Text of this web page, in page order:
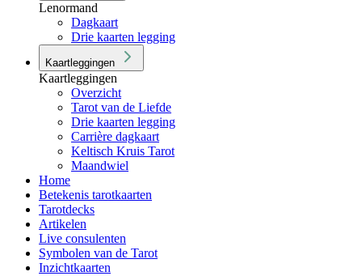
Lenormand
Dagkaart
Drie kaarten legging
Kaartleggingen
Kaartleggingen
Overzicht
Tarot van de Liefde
Drie kaarten legging
Carrière dagkaart
Keltisch Kruis Tarot
Maandwiel
Home
Betekenis tarotkaarten
Tarotdecks
Artikelen
Live consulenten
Symbolen van de Tarot
Inzichtkaarten